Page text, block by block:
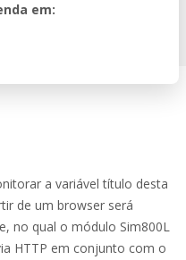
em:
a variável título desta
de um browser será
no qual o módulo Sim800L
HTTP em conjunto com o